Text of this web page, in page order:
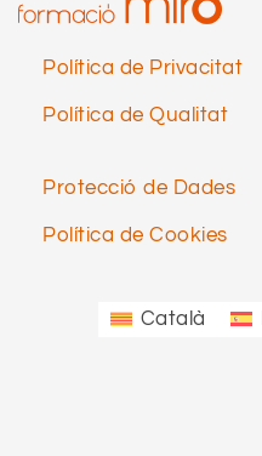
Política de Privacitat
Política de Qualitat
Protecció de Dades
Política de Cookies
Català